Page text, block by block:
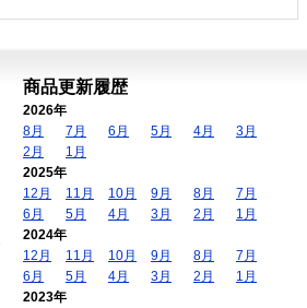
商品更新履歴
2026年
8月
7月 6月 5月 4月
3月
2月
1月
2025年
12月
11月 10月 9月 8月
7月
6月
5月 4月 3月 2月
1月
2024年
12月
11月 10月 9月 8月
7月
6月
5月 4月 3月 2月
1月
2023年